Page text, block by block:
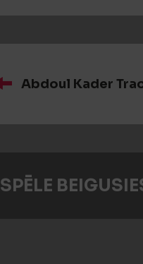
Abdoul Kader
SPĒLE